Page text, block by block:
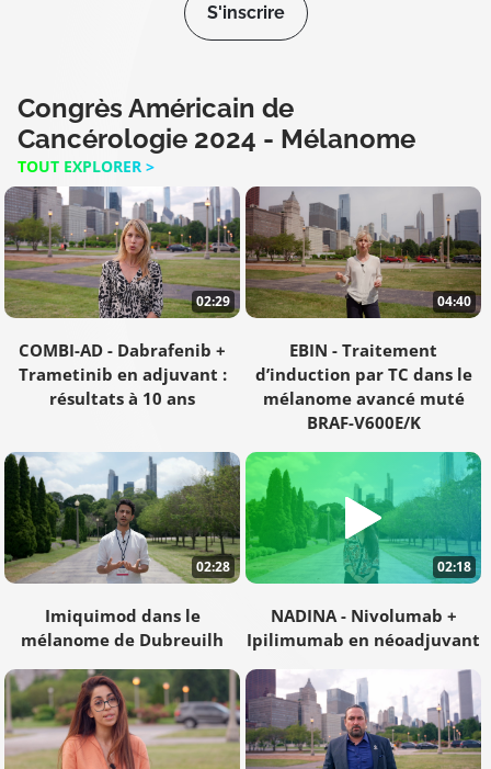
S'inscrire
Congrès Américain de
Cancérologie 2024 - Mélanome
TOUT EXPLORER >
02:29
COMBI-AD - Dabrafenib +
Trametinib en adjuvant :
résultats à 10 ans
04:40
EBIN - Traitement
d’induction par TC dans le
mélanome avancé muté
BRAF-V600E/K
02:28
Imiquimod dans le
mélanome de Dubreuilh
02:18
NADINA - Nivolumab +
Ipilimumab en néoadjuvant